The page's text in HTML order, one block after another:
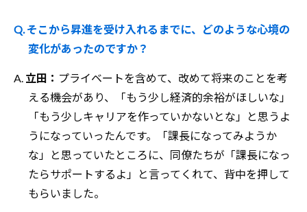
Q. そこから昇進を受け入れるまでに、どのような心境の
変化があったのですか？
A. 立田： プライベートを含めて、改めて将来のことを考
える機会があり、「もう少し経済的余裕がほしいな」
「もう少しキャリアを作っていかないとな」と思うよ
うになっていったんです。「課長になってみようか
な」と思っていたところに、同僚たちが「課長になっ
たらサポートするよ」と言ってくれて、背中を押して
もらいました。